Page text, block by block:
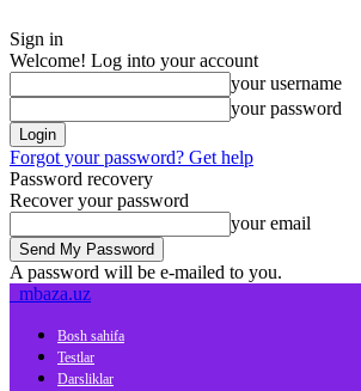
Sign in
Welcome! Log into your account
your username
your password
Forgot your password? Get help
Password recovery
Recover your password
your email
A password will be e-mailed to you.
mbaza.uz
Bosh sahifa
Testlar
Darsliklar